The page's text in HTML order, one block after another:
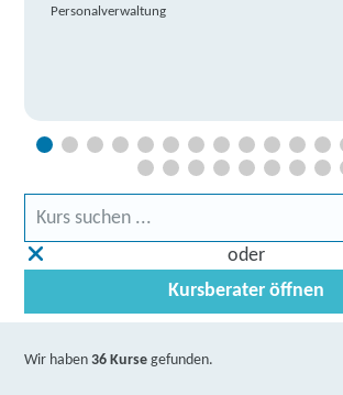
Personalverwaltung
oder
Kursberater öffnen
Wir haben36 Kurse gefunden.